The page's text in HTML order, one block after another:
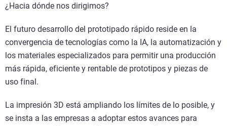
¿Hacia dónde nos dirigimos?
El futuro desarrollo del prototipado rápido reside en la
convergencia de tecnologías como la IA, la automatización y
los materiales especializados para permitir una producción
más rápida, eficiente y rentable de prototipos y piezas de
uso final.
La impresión 3D está ampliando los límites de lo posible, y
se insta a las empresas a adoptar estos avances para